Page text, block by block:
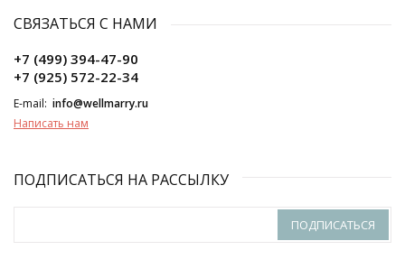
СВЯЗАТЬСЯ С НАМИ
+7 (499) 394-47-90
+7 (925) 572-22-34
E-mail: info@wellmarry.ru
Написать нам
ПОДПИСАТЬСЯ НА РАССЫЛКУ
ПОДПИСАТЬСЯ